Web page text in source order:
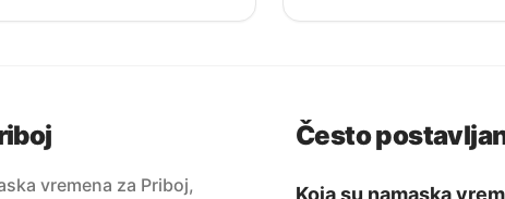
vremena za Priboj,
Često
Koja su namaska